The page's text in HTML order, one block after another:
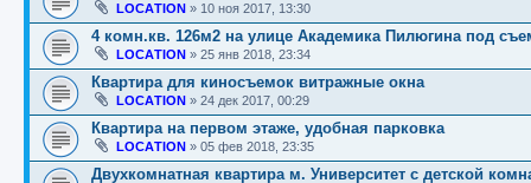
LOСАTION » 10 ноя 2017, 13:30
4 комн.кв. 126м2 на улице Академика Пилюгина под
LOСАTION » 25 янв 2018, 23:34
Квартира для киносъемок витражные окна
LOСАTION » 24 дек 2017, 00:29
Квартира на первом этаже, удобная парковка
LOСАTION » 05 фев 2018, 23:35
Двухкомнатная квартира м. Университет c детской